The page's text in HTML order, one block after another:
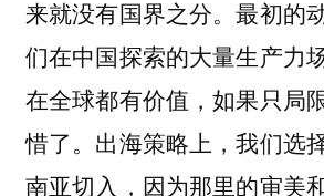
来就没有国界之分。最初的
们在中国探索的大量生产力
在全球都有价值，如果只局
惜了。出海策略上，我们选
南亚切入，因为那里的审美